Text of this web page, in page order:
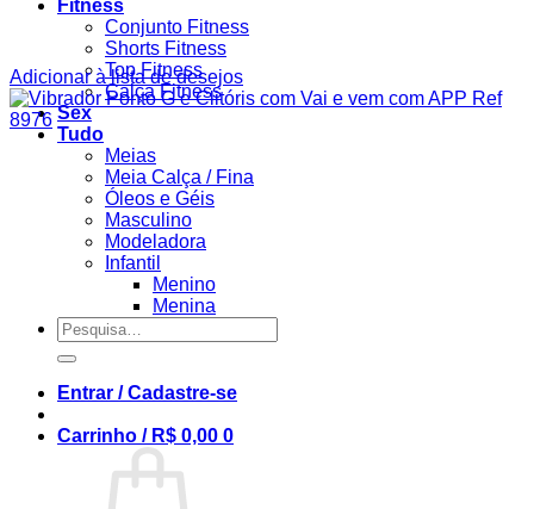
Fitness
Conjunto Fitness
Shorts Fitness
Top Fitness
Calça Fitness
Sex
Tudo
Meias
Meia Calça / Fina
Óleos e Géis
Masculino
Modeladora
Infantil
Menino
Menina
Pesquisar
por:
Entrar / Cadastre-se
Carrinho / R$ 0,00 0
Adicionar à lista de desejos